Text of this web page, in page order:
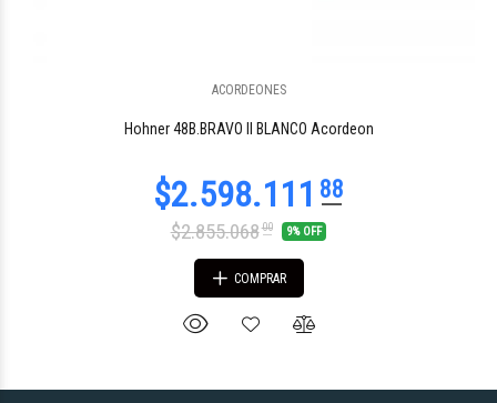
ACORDEONES
Hohner 48B.BRAVO II BLANCO Acordeon
$2.855.06800 9% OFF
COMPRAR